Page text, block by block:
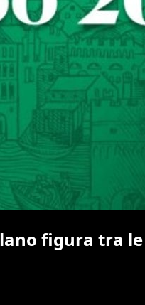
figura tra